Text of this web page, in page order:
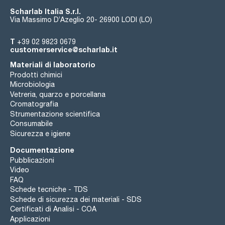
Scharlab Italia S.r.l.
Via Massimo D’Azeglio 20- 26900 LODI (LO)
T +39 02 9823 0679
customerservice@scharlab.it
Materiali di laboratorio
Prodotti chimici
Microbiologia
Vetreria, quarzo e porcellana
Cromatografia
Strumentazione scientifica
Consumabile
Sicurezza e igiene
Documentazione
Pubblicazioni
Video
FAQ
Schede tecniche - TDS
Schede di sicurezza dei materiali - SDS
Certificati di Analisi - COA
Applicazioni